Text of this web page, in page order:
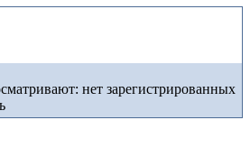
нет зарегистрированных